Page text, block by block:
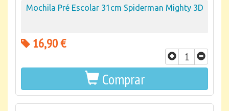
Mochila Pré Escolar 31cm Spiderman Mighty 3D
16,90 €
Comprar